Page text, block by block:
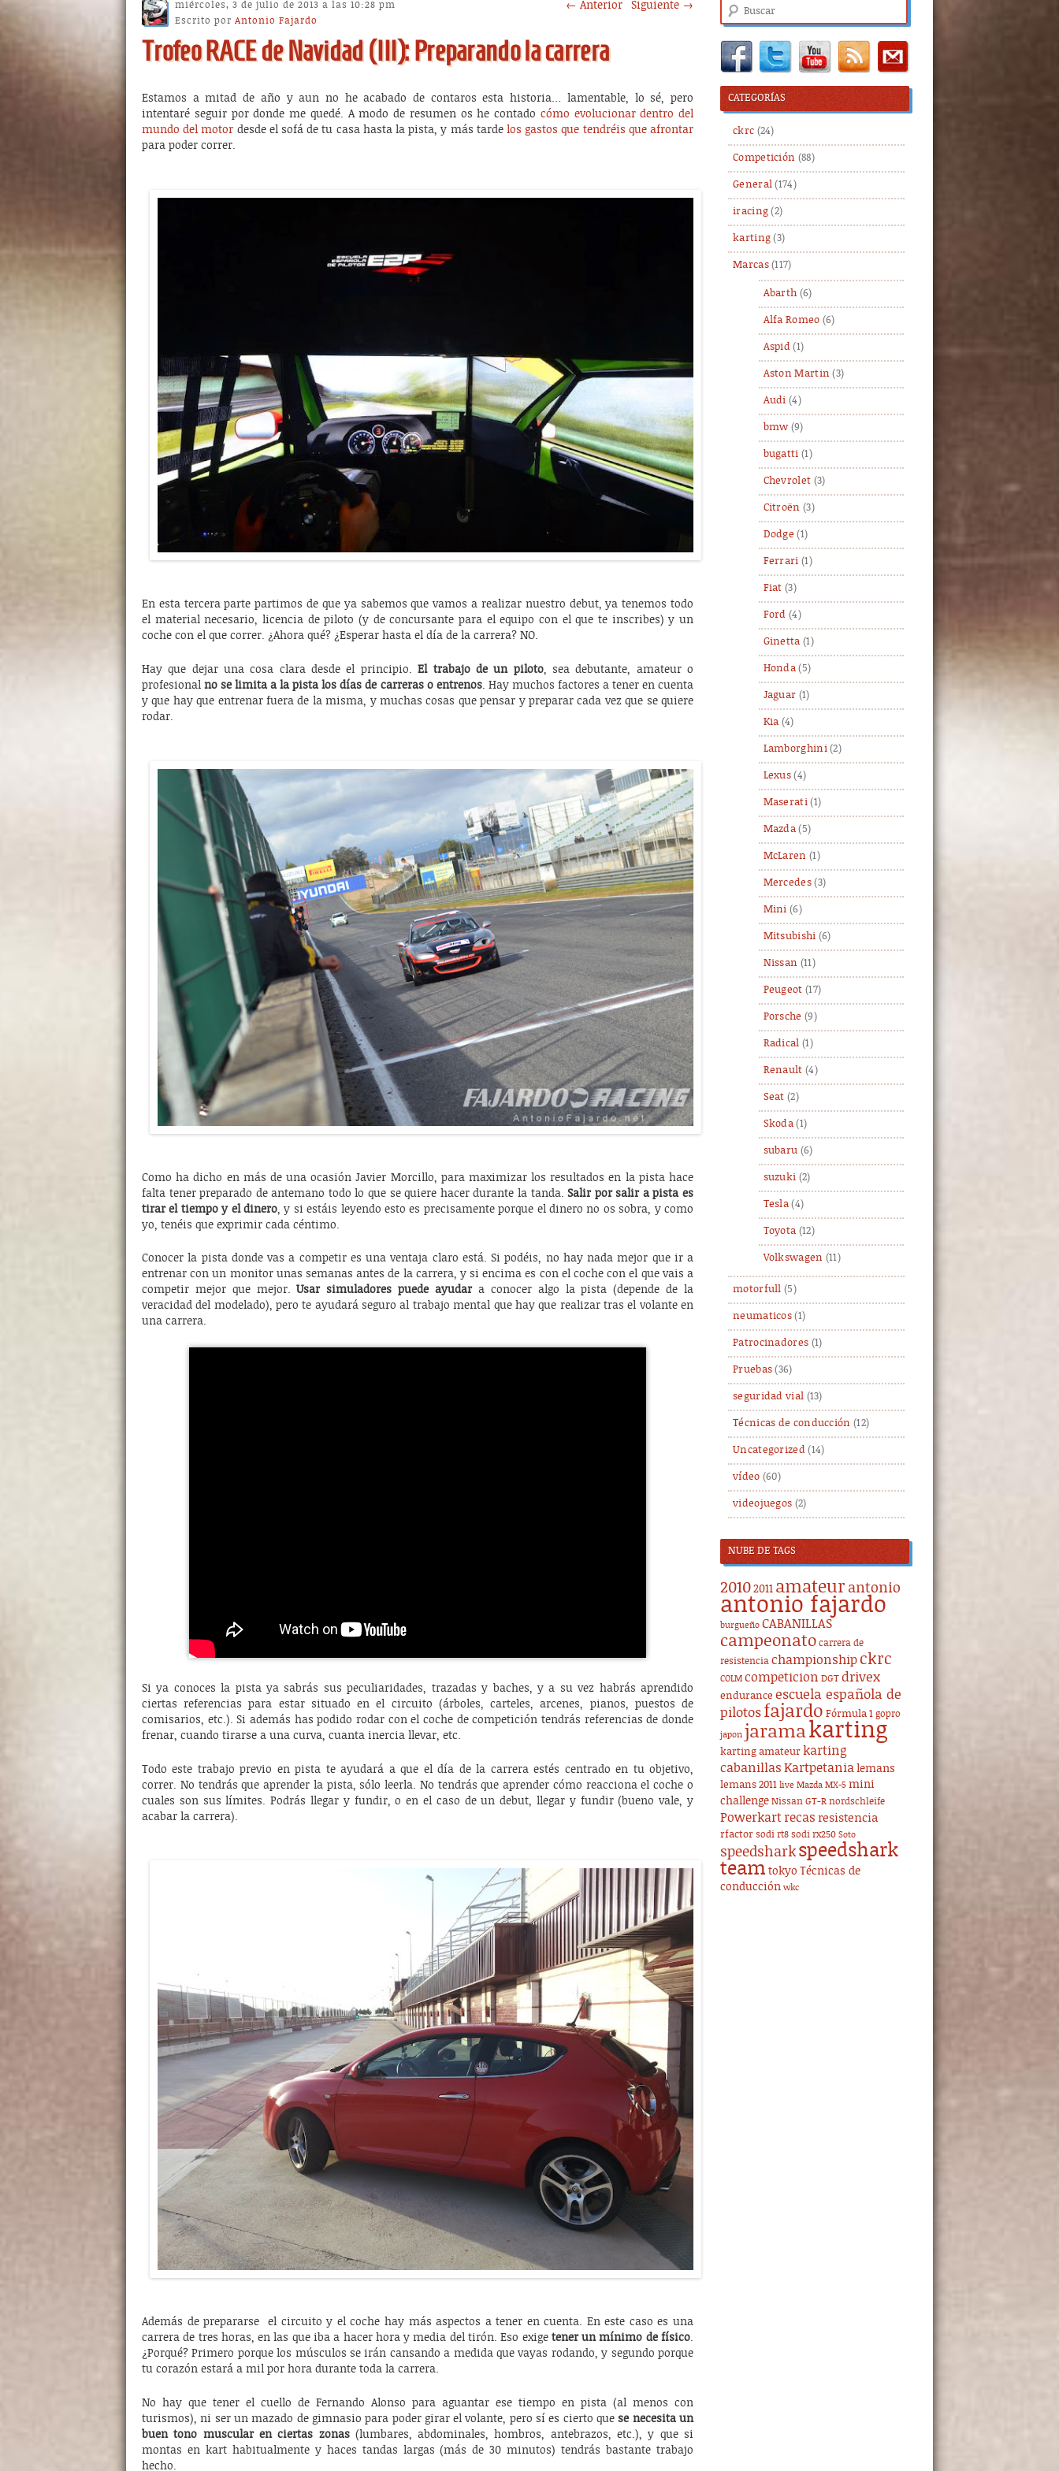
← Anterior Siguiente →
Trofeo RACE de Navidad (III): Preparando la carrera
miércoles, 3 de julio de 2013 a las 10:28 pm
Escrito por Antonio Fajardo
Estamos a mitad de año y aun no he acabado de contaros esta historia… lamentable, lo sé, pero
intentaré seguir por donde me quedé. A modo de resumen os he contado cómo evolucionar dentro del
mundo del motor desde el sofá de tu casa hasta la pista, y más tardelos gastos que tendréis que afrontar
para poder correr.
En esta tercera parte partimos de que ya sabemos que vamos a realizar nuestro debut, ya tenemos todo
el material necesario, licencia de piloto (y de concursante para el equipo con el que te inscribes) y un
coche con el que correr. ¿Ahora qué? ¿Esperar hasta el día de la carrera? NO.
Hay que dejar una cosa clara desde el principio.El trabajo de un piloto, sea debutante, amateur o
profesionalno se limita a la pista los días de carreras o entrenos. Hay muchos factores a tener en cuenta
y que hay que entrenar fuera de la misma, y muchas cosas que pensar y preparar cada vez que se quiere
rodar.
Como ha dicho en más de una ocasión Javier Morcillo, para maximizar los resultados en la pista hace
falta tener preparado de antemano todo lo que se quiere hacer durante la tanda.Salir por salir a pista es
tirar el tiempo y el dinero, y si estáis leyendo esto es precisamente porque el dinero no os sobra, y como
yo, tenéis que exprimir cada céntimo.
Conocer la pista donde vas a competir es una ventaja claro está. Si podéis, no hay nada mejor que ir a
entrenar con un monitor unas semanas antes de la carrera, y si encima es con el coche con el que vais a
competir mejor que mejor.Usar simuladores puede ayudara conocer algo la pista (depende de la
veracidad del modelado), pero te ayudará seguro al trabajo mental que hay que realizar tras el volante en
una carrera.
Si ya conoces la pista ya sabrás sus peculiaridades, trazadas y baches, y a su vez habrás aprendido
ciertas referencias para estar situado en el circuito (árboles, carteles, arcenes, pianos, puestos de
comisarios, etc.). Si además has podido rodar con el coche de competición tendrás referencias de donde
frenar, cuando tirarse a una curva, cuanta inercia llevar, etc.
Todo este trabajo previo en pista te ayudará a que el día de la carrera estés centrado en tu objetivo,
correr. No tendrás que aprender la pista, sólo leerla. No tendrás que aprender cómo reacciona el coche o
cuales son sus límites. Podrás llegar y fundir, o en el caso de un debut, llegar y fundir (bueno vale, y
acabar la carrera).
Además de prepararse el circuito y el coche hay más aspectos a tener en cuenta. En este caso es una
carrera de tres horas, en las que iba a hacer hora y media del tirón. Eso exige tener un mínimo de físico.
¿Porqué? Primero porque los músculos se irán cansando a medida que vayas rodando, y segundo porque
tu corazón estará a mil por hora durante toda la carrera.
No hay que tener el cuello de Fernando Alonso para aguantar ese tiempo en pista (al menos con
turismos), ni ser un mazado de gimnasio para poder girar el volante, pero sí es cierto que se necesita un
buen tono muscular en ciertas zonas(lumbares, abdominales, hombros, antebrazos, etc.), y que si
montas en kart habitualmente y haces tandas largas (más de 30 minutos) tendrás bastante trabajo
hecho.
Buscar
CATEGORÍAS
ckrc (24)
Competición (88)
General (174)
iracing (2)
karting (3)
Marcas(117)
Abarth (6)
Alfa Romeo (6)
Aspid (1)
Aston Martin (3)
Audi (4)
bmw (9)
bugatti (1)
Chevrolet (3)
Citroën (3)
Dodge (1)
Ferrari (1)
Fiat (3)
Ford (4)
Ginetta (1)
Honda (5)
Jaguar (1)
Kia (4)
Lamborghini(2)
Lexus (4)
Maserati(1)
Mazda (5)
McLaren (1)
Mercedes(3)
Mini (6)
Mitsubishi (6)
Nissan (11)
Peugeot (17)
Porsche (9)
Radical (1)
Renault (4)
Seat (2)
Skoda (1)
subaru (6)
suzuki (2)
Tesla (4)
Toyota (12)
Volkswagen (11)
motorfull (5)
neumaticos (1)
Patrocinadores (1)
Pruebas (36)
seguridad vial (13)
Técnicas de conducción (12)
Uncategorized(14)
vídeo (60)
videojuegos (2)
NUBE DE TAGS
20102011 amateur antonio
antonio fajardo
burgueño CABANILLAS
campeonato carrera de
resistencia championship ckrc
COLM competicion DGT drivex
endurance escuela española de
pilotos fajardo Fórmula 1 gopro
japon jaramakarting
karting amateur karting
cabanillas Kartpetanialemans
lemans 2011 live Mazda MX-5 mini
challenge Nissan GT-R nordschleife
Powerkart recas resistencia
rfactor sodi rt8 sodi rx250 Soto
speedshark speedshark
team tokyo Técnicas de
conducción wkc